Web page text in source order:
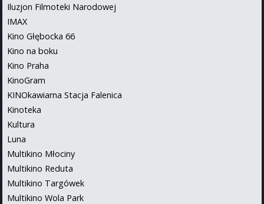
Iluzjon Filmoteki Narodowej
IMAX
Kino Głębocka 66
Kino na boku
Kino Praha
KinoGram
KINOkawiarna Stacja Falenica
Kinoteka
Kultura
Luna
Multikino Młociny
Multikino Reduta
Multikino Targówek
Multikino Wola Park